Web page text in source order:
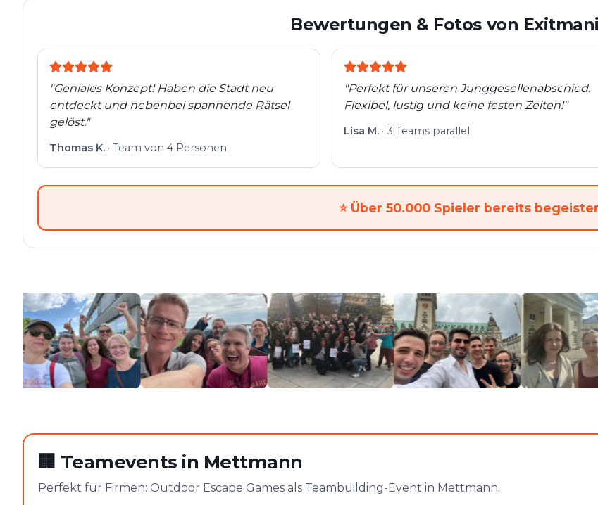
Bewertungen & Fotos von
"Geniales Konzept! Haben die Stadt neu
entdeckt und nebenbei spannende Rätsel
gelöst."
Thomas K. · Team von 4 Personen
"Perfekt für unseren Junggesellenabschied.
Flexibel, lustig und keine festen Zeiten!"
Lisa M. · 3 Teams parallel
⭐ Über 50.000 Spieler bereits
🏢 Teamevents in Mettmann
Perfekt für Firmen: Outdoor Escape Games als Teambuilding-Event in Mettmann.